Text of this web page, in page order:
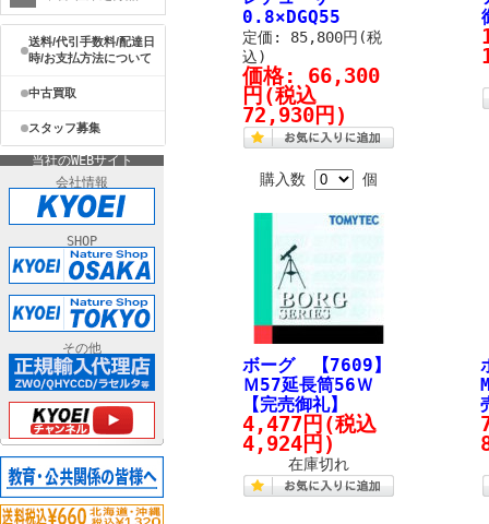
送料/代引手数料/配達日
時/お支払方法について
中古買取
スタッフ募集
当社のWEBサイト
会社情報
SHOP
その他
0.8×DGQ55
定価: 85,800円(税
込)
価格: 66,300
円 (税込
72,930円)
購入数 個
ボーグ 【7609】
Ｍ57延長筒56Ｗ
【完売御礼】
4,477円 (税込
4,924円)
在庫切れ